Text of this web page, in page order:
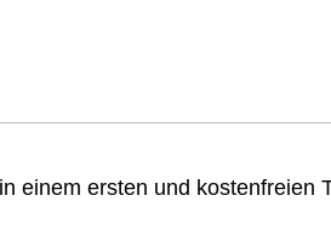
einem ersten und kostenfreien